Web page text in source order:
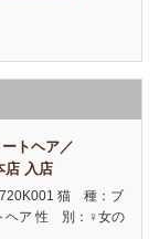
トヘア／
店 入店
猫 種：ブ
ヘア 性 別：♀女の